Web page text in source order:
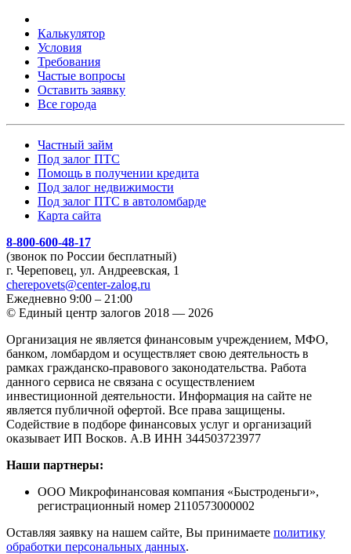
Калькулятор
Условия
Требования
Частые вопросы
Оставить заявку
Все города
Частный займ
Под залог ПТС
Помощь в получении кредита
Под залог недвижимости
Под залог ПТС в автоломбарде
Карта сайта
8-800-600-48-17
(звонок по России бесплатный)
г. Череповец, ул. Андреевская, 1
cherepovets@center-zalog.ru
Ежедневно 9:00 – 21:00
© Единый центр залогов 2018 — 2026
Организация не является финансовым учреждением, МФО,
банком, ломбардом и осуществляет свою деятельность в
рамках гражданско-правового законодательства. Работа
данного сервиса не связана с осуществлением
инвестиционной деятельности. Информация на сайте не
является публичной офертой. Все права защищены.
Содействие в подборе финансовых услуг и организаций
оказывает ИП Восков. А.В ИНН 344503723977
Наши партнеры:
ООО Микрофинансовая компания «Быстроденьги»,
регистрационный номер 2110573000002
Оставляя заявку на нашем сайте, Вы принимаете политику
обработки персональных данных.